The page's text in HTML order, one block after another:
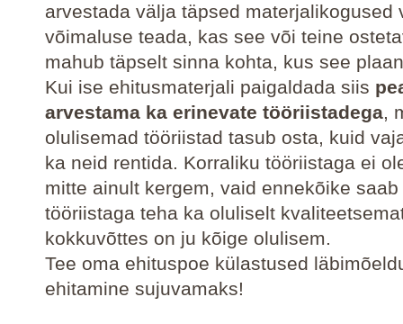
arvestada välja täpsed materjalikogused
võimaluse teada, kas see või teine
mahub täpselt sinna kohta, kus see
Kui ise ehitusmaterjali paigaldada siis
arvestama ka erinevate tööriistadega,
olulisemad tööriistad tasub osta, kuid
ka neid rentida. Korraliku tööriistaga ei
mitte ainult kergem, vaid ennekõike
tööriistaga teha ka oluliselt
kokkuvõttes on ju kõige olulisem.
Tee oma ehituspoe külastused
ehitamine sujuvamaks!